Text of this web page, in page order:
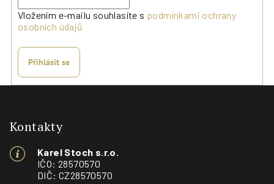
Vložením e-mailu souhlasíte s podmínkami ochrany
osobních údajů
Přihlásit se
Kontakty
Karel Stoch s.r.o.
IČO: 28570570
DIČ: CZ28570570